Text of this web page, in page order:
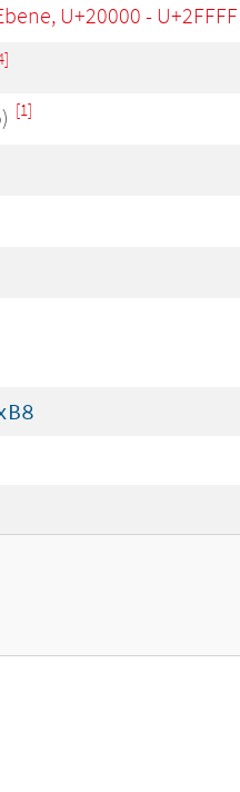
U+20000 - U+2FFFF
[1]